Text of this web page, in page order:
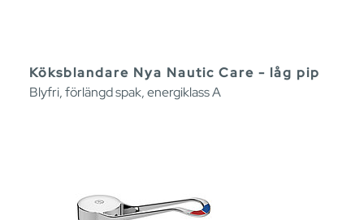
Köksblandare Nya Nautic Care - låg pip
Blyfri, förlängd spak, energiklass A